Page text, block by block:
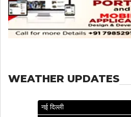
WEATHER UPDATES
नई दिल्ली